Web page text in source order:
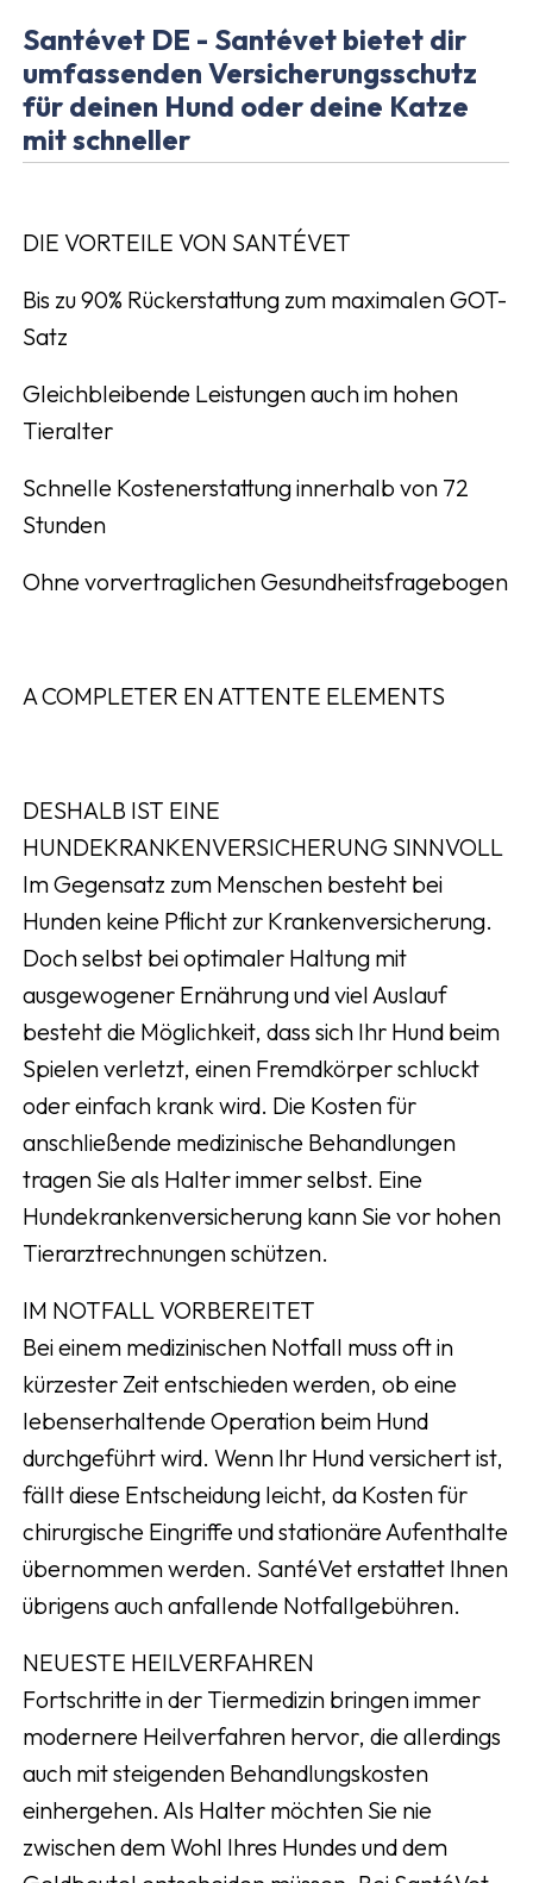
Santévet DE - Santévet bietet dir
umfassenden Versicherungsschutz
für deinen Hund oder deine Katze
mit schneller
DIE VORTEILE VON SANTÉVET
Bis zu 90% Rückerstattung zum maximalen GOT-
Satz
Gleichbleibende Leistungen auch im hohen
Tieralter
Schnelle Kostenerstattung innerhalb von 72
Stunden
Ohne vorvertraglichen Gesundheitsfragebogen
A COMPLETER EN ATTENTE ELEMENTS
DESHALB IST EINE
HUNDEKRANKENVERSICHERUNG SINNVOLL
Im Gegensatz zum Menschen besteht bei
Hunden keine Pflicht zur Krankenversicherung.
Doch selbst bei optimaler Haltung mit
ausgewogener Ernährung und viel Auslauf
besteht die Möglichkeit, dass sich Ihr Hund beim
Spielen verletzt, einen Fremdkörper schluckt
oder einfach krank wird. Die Kosten für
anschließende medizinische Behandlungen
tragen Sie als Halter immer selbst. Eine
Hundekrankenversicherung kann Sie vor hohen
Tierarztrechnungen schützen.
IM NOTFALL VORBEREITET
Bei einem medizinischen Notfall muss oft in
kürzester Zeit entschieden werden, ob eine
lebenserhaltende Operation beim Hund
durchgeführt wird. Wenn Ihr Hund versichert ist,
fällt diese Entscheidung leicht, da Kosten für
chirurgische Eingriffe und stationäre Aufenthalte
übernommen werden. SantéVet erstattet Ihnen
übrigens auch anfallende Notfallgebühren.
NEUESTE HEILVERFAHREN
Fortschritte in der Tiermedizin bringen immer
modernere Heilverfahren hervor, die allerdings
auch mit steigenden Behandlungskosten
einhergehen. Als Halter möchten Sie nie
zwischen dem Wohl Ihres Hundes und dem